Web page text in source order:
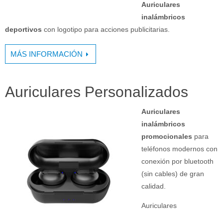
Auriculares
inalámbricos
deportivos con logotipo para acciones publicitarias.
MÁS INFORMACIÓN
Auriculares Personalizados
Auriculares
inalámbricos
promocionales para
teléfonos modernos con
conexión por bluetooth
(sin cables) de gran
calidad.
Auriculares